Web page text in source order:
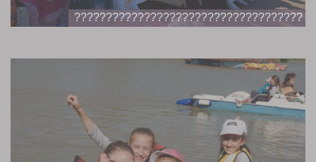
????????????????????????????????????